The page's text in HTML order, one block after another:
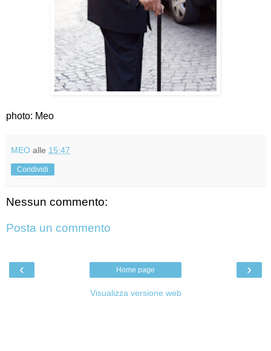
photo: Meo
MEO alle 15:47
Condividi
Nessun commento:
Posta un commento
‹ ›
Home page
Visualizza versione web